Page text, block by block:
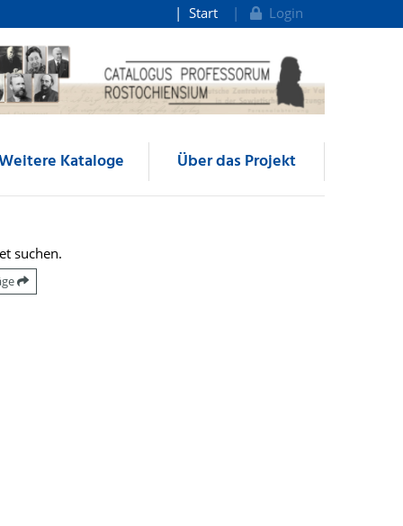
Start Login
Kataloge Über das Projekt
suchen.